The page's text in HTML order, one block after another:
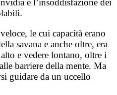
le cui capacità erano
savana e anche oltre, era
e vedere lontano, oltre i
barriere della mente. Ma
guidare da un uccello